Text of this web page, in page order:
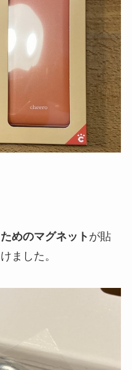
めのマグネット が貼
ました。